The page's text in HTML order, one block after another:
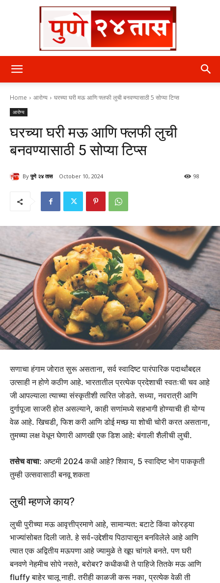
Home आरोग्य घरच्या घरी मऊ आणि फ्लफी लुची बनवण्यासाठी 5 सोप्या टिप्स
आरोग्य
घरच्या घरी मऊ आणि फ्लफी लुची
बनवण्यासाठी 5 सोप्या टिप्स
By पुणे २४ तास October 10, 2024 98
सणाचा हंगाम जोरात सुरू असताना, सर्व स्वादिष्ट पारंपारिक पदार्थांबद्दल
उत्साही न होणे कठीण आहे. भारतातील प्रत्येक प्रदेशाची स्वतःची चव आहे
जी आपल्याला त्याच्या संस्कृतीशी त्वरित जोडते. सध्या, नवरात्री आणि
दुर्गापूजा साजरी होत असल्याने, काही सणांमध्ये सहभागी होण्याची ही योग्य
वेळ आहे. खिचडी, फिश करी आणि डोई मच्छ या शोची चोरी करत असताना,
तुमच्या लक्ष वेधून घेणारी आणखी एक डिश आहे: बंगाली शैलीची लुची.
तसेच वाचा: अष्टमी 2024 कधी आहे? शिवाय, 5 स्वादिष्ट भोग पाककृती
तुम्ही उत्सवासाठी बनवू शकता
लुची म्हणजे काय?
लुची पुरीच्या मऊ आवृत्तीप्रमाणे आहे, सामान्यत: बटाटे किंवा कोरड्या
भाज्यांसोबत दिली जाते. हे सर्व-उद्देशीय पिठापासून बनविलेले आहे आणि
त्यात एक अद्वितीय मऊपणा आहे ज्यामुळे ते खूप चांगले बनते. पण घरी
बनवणे नेहमीच सोपे नसते, बरोबर? कधीकधी ते पाहिजे तितके मऊ आणि
fluffy बाहेर चालू नाही. तरीही काळजी करू नका, प्रत्येक वेळी ती